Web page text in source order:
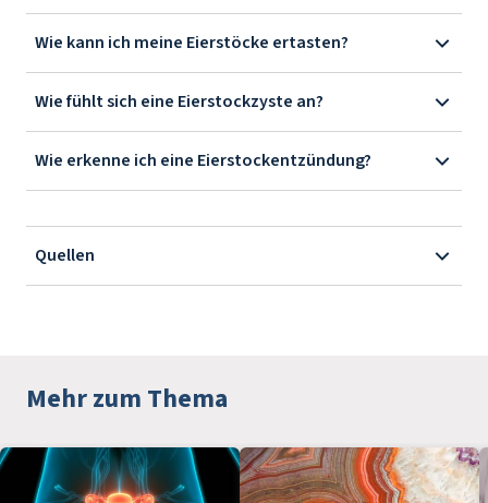
Wie kann ich meine Eierstöcke ertasten?
Wie fühlt sich eine Eierstockzyste an?
Wie erkenne ich eine Eierstockentzündung?
Quellen
Mehr zum Thema